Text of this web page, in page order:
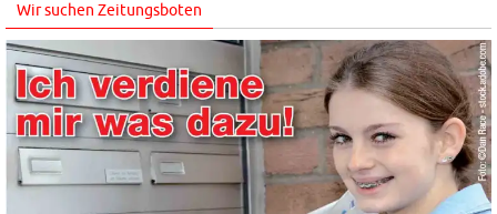
Wir suchen Zeitungsboten